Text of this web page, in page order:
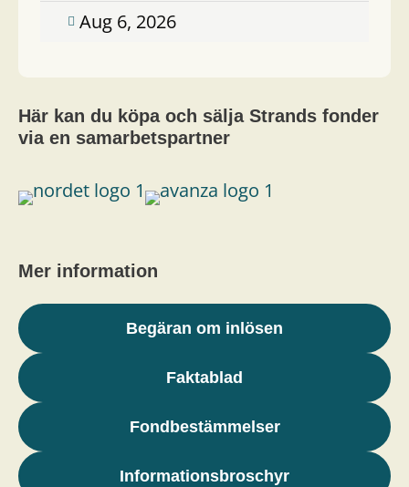
 Aug 6, 2026
Här kan du köpa och sälja Strands fonder
via en samarbetspartner
Mer information
Begäran om inlösen
Faktablad
Fondbestämmelser
Informationsbroschyr